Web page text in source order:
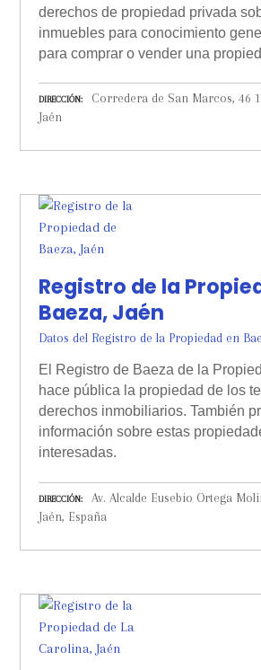
derechos de propiedad privada
inmuebles para conocimiento
para comprar o vender una
DIRECCIÓN
Corredera de San Marcos, 46
Jaén
Registro de la
Baeza, Jaén
Datos del Registro de la Propiedad en
El Registro de Baeza de la
hace pública la propiedad de los
derechos inmobiliarios. También
información sobre estas
interesadas.
DIRECCIÓN
Av. Alcalde Eusebio Ortega
Jaén, España